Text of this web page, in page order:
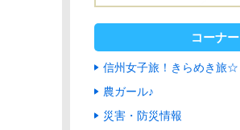
コーナー
信州女子旅！きらめき旅☆
農ガール♪
災害・防災情報